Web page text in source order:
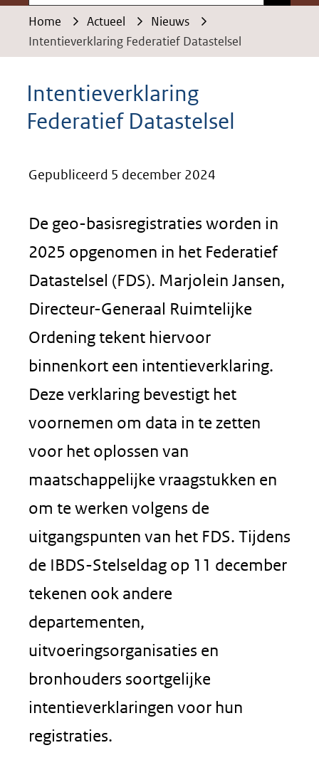
Home Actueel
Nieuws
Intentieverklaring Federatief Datastelsel
Intentieverklaring
Federatief Datastelsel
Gepubliceerd 5 december 2024
De geo-basisregistraties worden in
2025 opgenomen in het Federatief
Datastelsel (FDS). Marjolein Jansen,
Directeur-Generaal Ruimtelijke
Ordening tekent hiervoor
binnenkort een intentieverklaring.
Deze verklaring bevestigt het
voornemen om data in te zetten
voor het oplossen van
maatschappelijke vraagstukken en
om te werken volgens de
uitgangspunten van het FDS. Tijdens
de IBDS-Stelseldag op 11 december
tekenen ook andere
departementen,
uitvoeringsorganisaties en
bronhouders soortgelijke
intentieverklaringen voor hun
registraties.